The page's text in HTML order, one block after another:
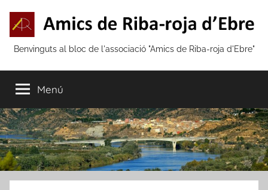
contingut
Amics
de
Riba-
roja
d'Ebre
Benvinguts al bloc de l'associació "Amics de Riba-roja d'Ebre"
Menú